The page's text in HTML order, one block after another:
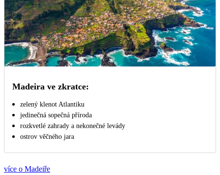
Madeira ve zkratce:
zelený klenot Atlantiku
jedinečná sopečná příroda
rozkvetlé zahrady a nekonečné levády
ostrov věčného jara
více o Madeiře